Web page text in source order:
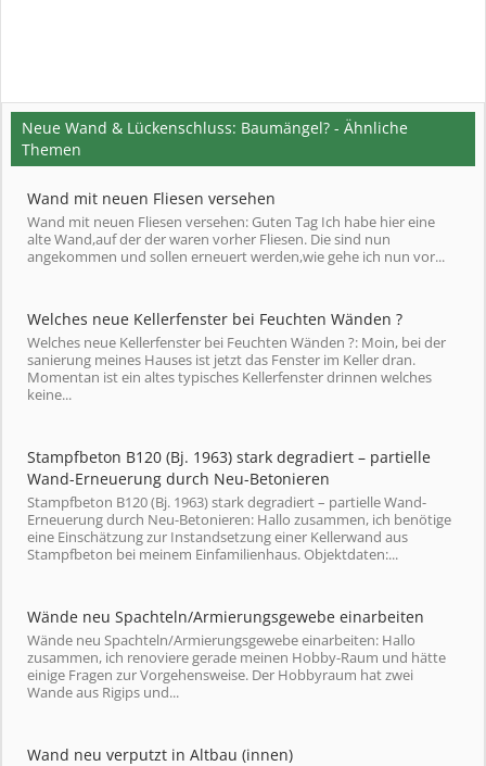
Neue Wand & Lückenschluss: Baumängel? - Ähnliche
Themen
Wand mit neuen Fliesen versehen
Wand mit neuen Fliesen versehen: Guten Tag Ich habe hier eine
alte Wand,auf der der waren vorher Fliesen. Die sind nun
angekommen und sollen erneuert werden,wie gehe ich nun vor...
Welches neue Kellerfenster bei Feuchten Wänden ?
Welches neue Kellerfenster bei Feuchten Wänden ?: Moin, bei der
sanierung meines Hauses ist jetzt das Fenster im Keller dran.
Momentan ist ein altes typisches Kellerfenster drinnen welches
keine...
Stampfbeton B120 (Bj. 1963) stark degradiert – partielle
Wand-Erneuerung durch Neu-Betonieren
Stampfbeton B120 (Bj. 1963) stark degradiert – partielle Wand-
Erneuerung durch Neu-Betonieren: Hallo zusammen, ich benötige
eine Einschätzung zur Instandsetzung einer Kellerwand aus
Stampfbeton bei meinem Einfamilienhaus. Objektdaten:...
Wände neu Spachteln/Armierungsgewebe einarbeiten
Wände neu Spachteln/Armierungsgewebe einarbeiten: Hallo
zusammen, ich renoviere gerade meinen Hobby-Raum und hätte
einige Fragen zur Vorgehensweise. Der Hobbyraum hat zwei
Wande aus Rigips und...
Wand neu verputzt in Altbau (innen)